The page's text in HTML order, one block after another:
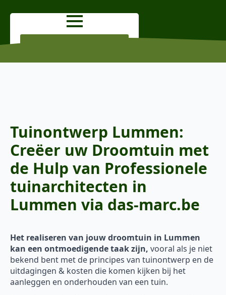
Tuinontwerp Lummen:
Creëer uw Droomtuin met
de Hulp van Professionele
tuinarchitecten in
Lummen via das-marc.be
Het realiseren van jouw droomtuin in Lummen
kan een ontmoedigende taak zijn, vooral als je niet
bekend bent met de principes van tuinontwerp en de
uitdagingen & kosten die komen kijken bij het
aanleggen en onderhouden van een tuin.